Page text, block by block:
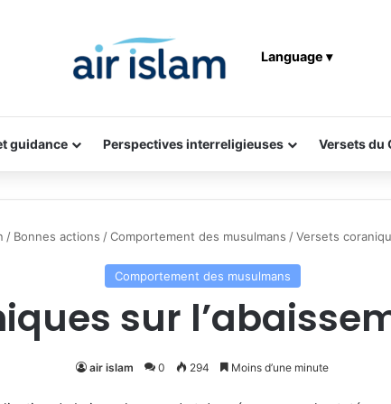
Language ▾
guidance Perspectives interreligieuses Versets du
/ Bonnes actions /Comportement des musulmans /Versets
Comportement des musulmans
sur
air islam 0 294 Moins d’une minute